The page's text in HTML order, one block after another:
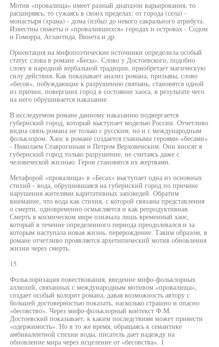
Мотив «провалища» имеет разный диапазон варьирования, то
расширяясь, то сужаясь в своих пределах: от города (села) -
монастыря (храма) - дома (избы) до некого сакрального атрибута.
Известны сюжеты о «провалившихся» городах и островах - Содом
и Гоморра, Атлантида, Винета и др.
Ориентация на мифопоэтические источники определила особый
статус слова в романе «Бесы». Слово у Достоевского, подобно
слову в народной вербальной традиции, приобретает магическую
силу действия. Как показывает анализ романа, призывы, слово
«бесов», побуждающие к разрушению святынь, становятся одной
из причин, повергших город в состояние хаоса, в результате чего
на него обрушивается наказание.
В исследуемом романе данному наказанию подвергается
губернский город, который выступает моделью России. Отчетливо
видна связь романа не только с русским, но и с международным
фольклором. Хаос в романе создается главными героями-«бесами»
- Николаем Ставрогиным и Петром Верховенским. Они вносят в
губернский город только разрушение, не считаясь даже с
человеческой жизнью. Герои становятся их жертвами.
Метафорой «провалища» в «Бесах» выступает одна из основных
стихий - вода, обрушившаяся на губернский город по причине
нарушения жителями каритативных заповедей. Обратим
внимание, что вода как стихия, с которой связаны представления
о смерти, одновременно осмысляется и как репродуктивная.
Смерть в космическом мире означала лишь временный хаос,
который в течение определенного периода преодолевался и за
которым наступала новая жизнь, перерождение. Таким образом, в
романе отчетливо проявляется архетипический мотив обновления
жизни через смерть.
15
Фольклоризация повествования, введение мифо-фольклорных
аллюзий, связанных с международным мотивом «провалища»,
создает особый колорит романа, давая возможность автору с
большей достоверностью показать, насколько страшно и опасно
«бесовство». Через мифо-фольклорный контекст Ф.М.
Достоевский показывает, к каким последствиям может привести
«одержимость». Но в то же время, обращаясь к семантике
амбивалентной стихии воды, писатель дает надежду на
обновление мира через исцеление от «бесовства». 1